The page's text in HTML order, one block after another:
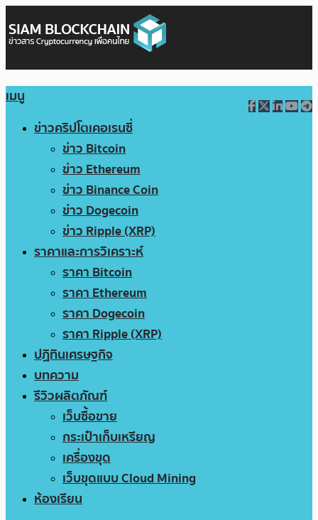
เมนู
ข่าวคริปโตเคอเรนซี่
ข่าว Bitcoin
ข่าว Ethereum
ข่าว Binance Coin
ข่าว Dogecoin
ข่าว Ripple (XRP)
ราคาและการวิเคราะห์
ราคา Bitcoin
ราคา Ethereum
ราคา Dogecoin
ราคา Ripple (XRP)
ปฏิทินเศรษฐกิจ
บทความ
รีวิวผลิตภัณฑ์
เว็บซื้อขาย
กระเป๋าเก็บเหรียญ
เครื่องขุด
เว็บขุดแบบ Cloud Mining
ห้องเรียน